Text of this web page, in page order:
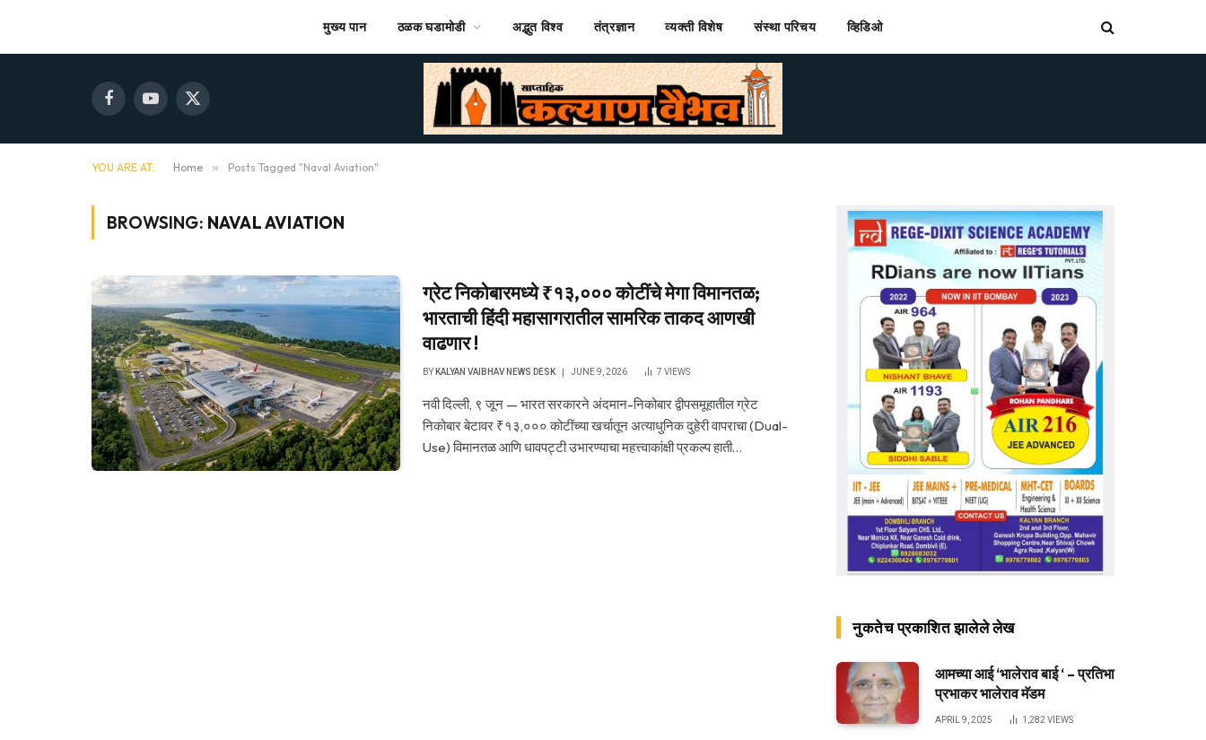
मुख्य पान ठळक घडामोडी अद्भुत विश्व तंत्रज्ञान व्यक्ती विशेष संस्था परिचय व्हिडिओ
FacebookYouTube
X
YOU ARE AT: Home » Posts Tagged "Naval Aviation"
BROWSING: NAVAL AVIATION
ग्रेट निकोबारमध्ये ₹१३,००० कोटींचे मेगा विमानतळ;
भारताची हिंदी महासागरातील सामरिक ताकद आणखी
वाढणार !
BY KALYAN VAIBHAV NEWS DESK JUNE 9, 2026 7VIEWS
नवी दिल्ली, ९ जून — भारत सरकारने अंदमान-निकोबार द्वीपसमूहातील ग्रेट
निकोबार बेटावर ₹१३,००० कोटींच्या खर्चातून अत्याधुनिक दुहेरी वापराचा (Dual-
Use) विमानतळ आणि धावपट्टी उभारण्याचा महत्त्वाकांक्षी प्रकल्प हाती…
नुकतेच प्रकाशित झालेले लेख
आमच्या आई ‘भालेराव बाई ‘ – प्रतिभा
प्रभाकर भालेराव मॅडम
APRIL 9, 2025 1,282 VIEWS